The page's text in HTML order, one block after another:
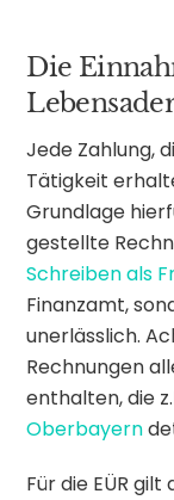
Die
Jede Zahlung,
Tätigkeit
Grundlage
gestellte
Schreiben als
Finanzamt,
unerlässlich.
Rechnungen
enthalten, die
Oberbayern
Für die EÜR